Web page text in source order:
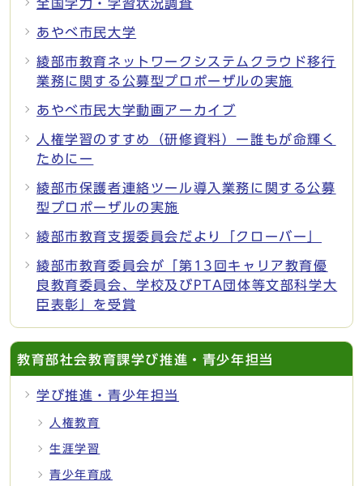
全国学力・学習状況調査
あやべ市民大学
綾部市教育ネットワークシステムクラウド移行
業務に関する公募型プロポーザルの実施
あやべ市民大学動画アーカイブ
人権学習のすすめ（研修資料）ー誰もが命輝く
ためにー
綾部市保護者連絡ツール導入業務に関する公募
型プロポーザルの実施
綾部市教育支援委員会だより「クローバー」
綾部市教育委員会が「第13回キャリア教育優
良教育委員会、学校及びPTA団体等文部科学大
臣表彰」を受賞
教育部社会教育課学び推進・青少年担当
学び推進・青少年担当
人権教育
生涯学習
青少年育成